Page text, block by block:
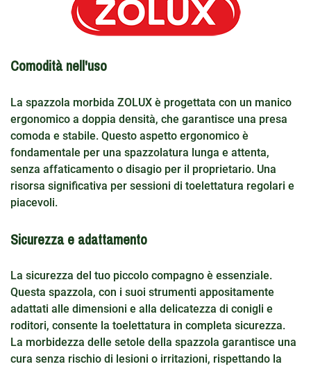
Comodità nell'uso
La spazzola morbida ZOLUX è progettata con un manico
ergonomico a doppia densità, che garantisce una presa
comoda e stabile. Questo aspetto ergonomico è
fondamentale per una spazzolatura lunga e attenta,
senza affaticamento o disagio per il proprietario. Una
risorsa significativa per sessioni di toelettatura regolari e
piacevoli.
Sicurezza e adattamento
La sicurezza del tuo piccolo compagno è essenziale.
Questa spazzola, con i suoi strumenti appositamente
adattati alle dimensioni e alla delicatezza di conigli e
roditori, consente la toelettatura in completa sicurezza.
La morbidezza delle setole della spazzola garantisce una
cura senza rischio di lesioni o irritazioni, rispettando la